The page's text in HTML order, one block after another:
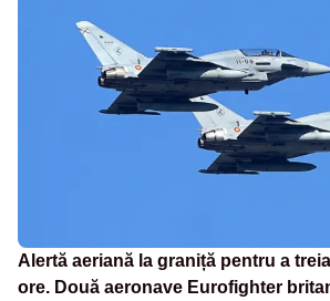
Alertă aeriană la graniță pentru a
ore. Două aeronave Eurofighter